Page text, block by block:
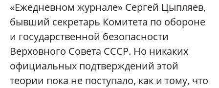
«Ежедневном журнале» Сергей Цыпляев,
бывший секретарь Комитета по обороне
и государственной безопасности
Верховного Совета СССР. Но никаких
официальных подтверждений этой
теории пока не поступало, как и тому, что